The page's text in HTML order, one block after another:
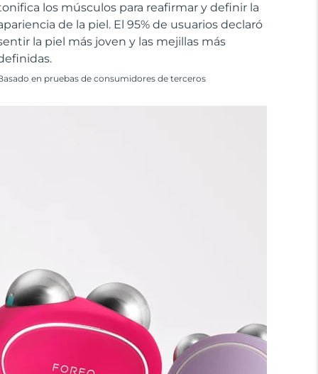
los músculos para reafirmar y definir la
de la piel. El 95% de usuarios declaró
la piel más joven y las mejillas más
en pruebas de consumidores de terceros